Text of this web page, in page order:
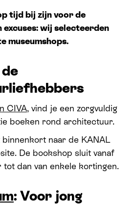
tijd bij zijn voor de
excuses: wij selecteerden
museumshops.
CIVA, vind je een zorgvuldig
boeken rond architectuur.
binnenkort naar de KANAL
De bookshop sluit vanaf
tot dan van enkele kortingen.
: Voor jong